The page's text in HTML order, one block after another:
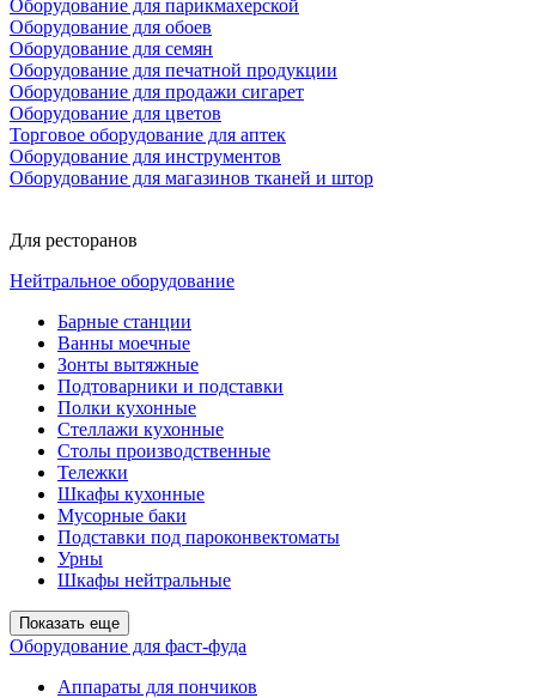
Оборудование для парикмахерской
Оборудование для обоев
Оборудование для семян
Оборудование для печатной продукции
Оборудование для продажи сигарет
Оборудование для цветов
Торговое оборудование для аптек
Оборудование для инструментов
Оборудование для магазинов тканей и штор
Для ресторанов
Нейтральное оборудование
Барные станции
Ванны моечные
Зонты вытяжные
Подтоварники и подставки
Полки кухонные
Стеллажи кухонные
Столы производственные
Тележки
Шкафы кухонные
Мусорные баки
Подставки под пароконвектоматы
Урны
Шкафы нейтральные
Показать еще
Оборудование для фаст-фуда
Аппараты для пончиков